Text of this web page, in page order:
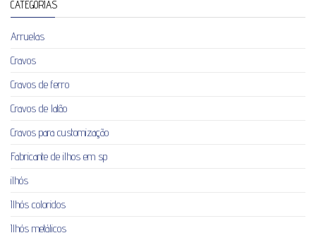
CATEGORIAS
Arruelas
Cravos
Cravos de ferro
Cravos de latão
Cravos para customização
Fabricante de ilhos em sp
ilhós
Ilhós coloridos
Ilhós metálicos